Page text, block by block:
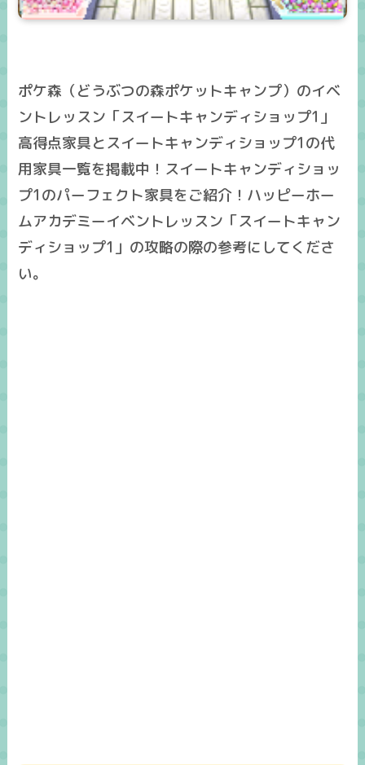
ポケ森（どうぶつの森ポケットキャンプ）のイベ
ントレッスン「スイートキャンディショップ1」
高得点家具とスイートキャンディショップ1の代
用家具一覧を掲載中！スイートキャンディショッ
プ1のパーフェクト家具をご紹介！ハッピーホー
ムアカデミーイベントレッスン「スイートキャン
ディショップ1」の攻略の際の参考にしてくださ
い。